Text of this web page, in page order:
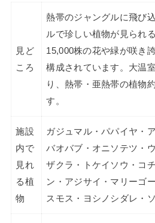
見ど
ころ
熱帯のジャングルに飛び
ルで珍しい植物が見られ
15,000株の花や緑が咲き
構成されています。大温
り、熱帯・亜熱帯の植物
す。
施設
内で
見れ
る植
物
ガジュマル・パパイヤ・
バオバブ・オニソテツ・
ザクラ・トケイソウ・コ
ン・アジサイ・マリーゴ
スモス・ヨシノシダレ・